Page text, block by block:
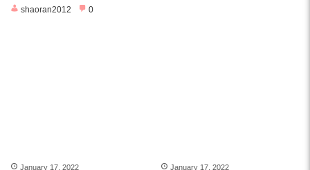
shaoran2012 0
January 17, 2022 January 17, 2022